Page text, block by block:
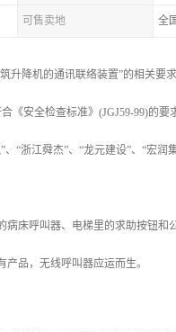
可售卖地 全
升降机的通讯联络装置”的相关要
安全检查标准》(JGJ59-99)的
“浙江舜杰”、“龙元建设”、“宏
床呼叫器、电梯里的求助按钮和
品，无线呼叫器应运而生。